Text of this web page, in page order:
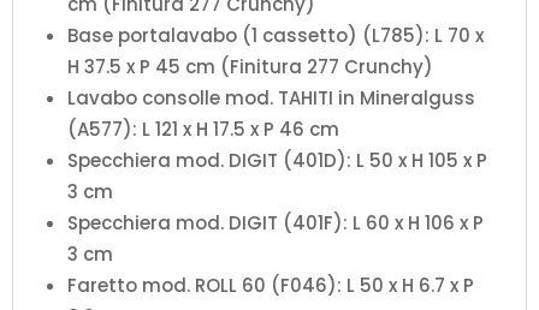
Base portalavabo (1 cassetto) (L785): L 70 x
H 37.5 x P 45 cm (Finitura 277 Crunchy)
Lavabo consolle mod. TAHITI in Mineralguss
(A577): L 121 x H 17.5 x P 46 cm
Specchiera mod. DIGIT (401D): L 50 x H 105 x P
3 cm
Specchiera mod. DIGIT (401F): L 60 x H 106 x P
3 cm
Faretto mod. ROLL 60 (F046): L 50 x H 6.7 x P